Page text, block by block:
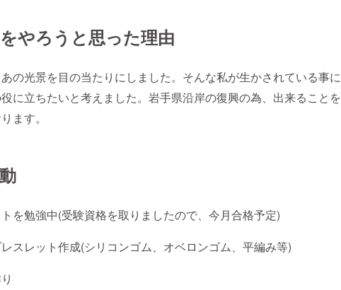
やろうと思った理由
の光景を目の当たりにしました。そんな私が生かされている事に
に立ちたいと考えました。岩手県沿岸の復興の為、出来ることを
ます。
を勉強中(受験資格を取りましたので、今月合格予定)
スレット作成(シリコンゴム、オベロンゴム、平編み等)